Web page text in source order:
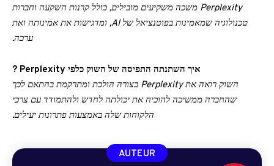
Perplexity משכה משקיעים מובילים, כולל קרנות השקעה וחברות
טכנולוגיה שמאמינות בפוטנציאל של AI, ומדגישות את אמינותה ואת
ערכה.
איך השתנתה התפיסה של השוק כלפי Perplexity ?
השוק רואה את Perplexity בצורה הולכת ומתרקמת בהתאם לכך
שהחברה ממשיכה להוכיח את יכולתה לחדש ולהתמודד עם צרכי
הלקוחות שלה באמצעות פתרונות יעילים.
AUTEUR